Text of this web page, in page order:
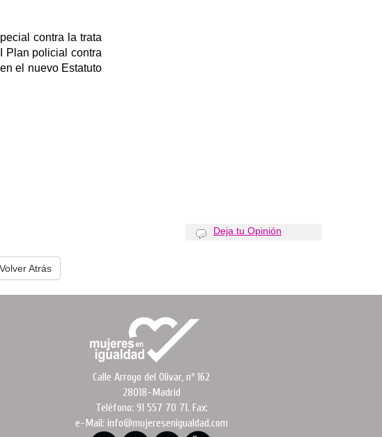
contra la trata
Plan policial contra
el nuevo Estatuto
Deja tu Opinión
Volver Atrás
Calle Arroyo del Olivar, nº 162
28018-Madrid
Teléfono: 91 557 70 71. Fax:
e-Mail: info@mujeresenigualdad.com